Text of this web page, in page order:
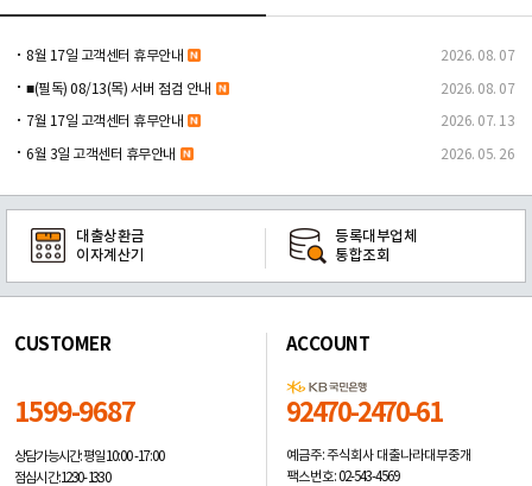
8월 17일 고객센터 휴무안내 2026. 08. 07
■(필독) 08/13(목) 서버 점검 안내 2026. 08. 07
7월 17일 고객센터 휴무안내 2026. 07. 13
6월 3일 고객센터 휴무안내 2026. 05. 26
대출상환금
이자계산기
등록대부업체
통합조회
CUSTOMER
1599-9687
상담가능시간: 평일10:00 -17:00
점심시간: 12:30 - 13:30
ACCOUNT
92470-2470-61
예금주: 주식회사 대출나라대부중개
팩스번호: 02-543-4569